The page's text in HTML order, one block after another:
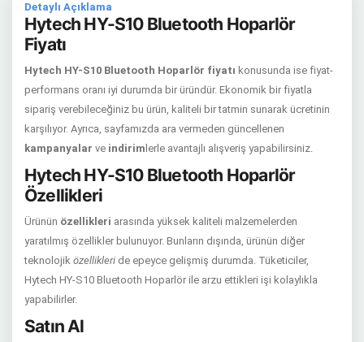
Detaylı Açıklama
Hytech HY-S10 Bluetooth Hoparlör
Fiyatı
Hytech HY-S10 Bluetooth Hoparlör fiyatı konusunda ise fiyat-
performans oranı iyi durumda bir üründür. Ekonomik bir fiyatla
sipariş verebileceğiniz bu ürün, kaliteli bir tatmin sunarak ücretinin
karşılıyor. Ayrıca, sayfamızda ara vermeden güncellenen
kampanyalar ve indirim lerle avantajlı alışveriş yapabilirsiniz.
Hytech HY-S10 Bluetooth Hoparlör
Özellikleri
Ürünün özellikleri arasında yüksek kaliteli malzemelerden
yaratılmış özellikler bulunuyor. Bunların dışında, ürünün diğer
teknolojik özellikleri de epeyce gelişmiş durumda. Tüketiciler,
Hytech HY-S10 Bluetooth Hoparlör ile arzu ettikleri işi kolaylıkla
yapabilirler.
Satın Al